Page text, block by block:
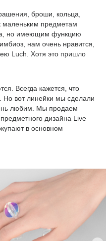
броши, кольца,
маленьким предметам
но имеющим функцию
нам очень нравится,
Luch. Хотя это пришло
Всегда кажется, что
Но вот линейки мы сделали
любим. Мы продаем
дизайна Live
в основном